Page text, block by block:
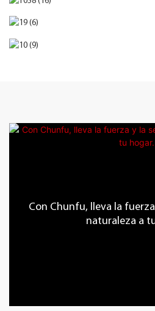
Con Chunfu, lleva la
naturaleza a